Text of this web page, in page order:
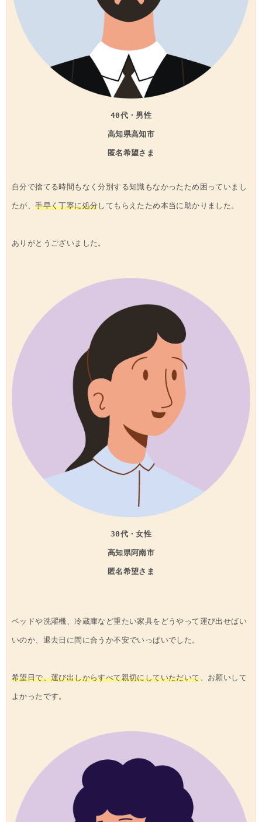
40代・男性
高知県高知市
匿名希望さま
自分で捨てる時間もなく分別する知識もなかったため困っていまし
たが、手早く丁寧に処分してもらえたため本当に助かりました。
ありがとうございました。
30代・女性
高知県阿南市
匿名希望さま
ベッドや洗濯機、冷蔵庫など重たい家具をどうやって運び出せばい
いのか、退去日に間に合うか不安でいっぱいでした。
希望日で、運び出しからすべて親切にしていただいて、お願いして
よかったです。